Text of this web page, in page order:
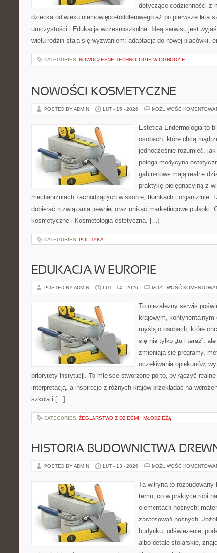
dotyczące codzienności z
dziecka od wieku niemowlęco-toddlerowego aż po pierwsze lata
uroczystości i Edukacja wczesnoszkolna. Ideą serwisu jest
wielu rodzin stają się wyzwaniem: adaptacja do nowej placówki,
CATEGORIES: NOWOCZESNE TECHNOLOGIE W OGRODZIE
NOWOŚCI KOSMETYCZNE
POSTED BY ADMIN LUT - 15 - 2026 MOŻLIWOŚĆ
Estetica Endermologia to
osobach, które chcą
jednocześnie rozumieć,
polega medycyna
gabinetowe mają realne
praktykę pielęgnacyjną z
mechanizmach zachodzących w skórze, tkankach i organizmie.
dobierać rozwiązania pewniej oraz unikać marketingowe pułapki.
kosmetyczne i Kosmetologia estetyczna. […]
CATEGORIES: POLITYKA
EDUKACJA W EUROPIE
POSTED BY ADMIN LUT - 14 - 2026 MOŻLIWOŚĆ
To niezależny serwis
krajowym, kontynentalnym
myślą o osobach, które
się nie tylko „tu i teraz”,
zmieniają się programy,
oczekiwania opiekunów,
priorytety instytucji. To miejsce stworzone po to, by łączyć
interpretacją, a inspiracje z różnych krajów przekładać na
szkoła i […]
CATEGORIES: ŻEGLARSTWO Z DZIEĆMI I MŁODZIEŻĄ
HISTORIA BUDOWNICTWA
POSTED BY ADMIN LUT - 13 - 2026 MOŻLIWOŚĆ
Ta witryna to rozbudowany
temu, co w praktyce robi
elementach nośnych:
zastosowań nośnych.
budynku, odświeżenie,
albo detale stolarskie,